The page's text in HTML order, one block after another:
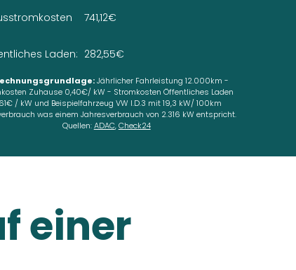
Laden:
741,12€
282,55€
Jährlicher Fahrleistung 12.000km -
Zuhause 0,40€/ kW - Stromkosten Öffentliches Laden
/ kW und Beispielfahrzeug VW I.D.3 mit 19,3 kW/ 100km
was einem Jahresverbrauch von 2.316 kW entspricht.
Quellen:ADAC,Check24
einer